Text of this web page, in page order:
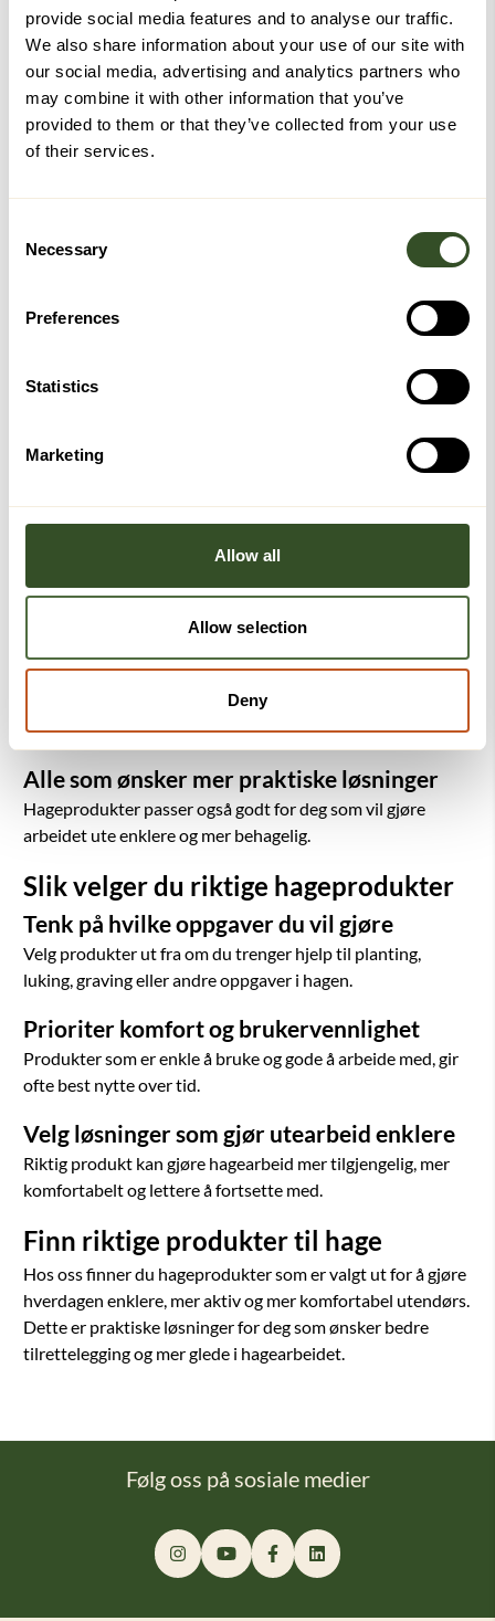
provide social media features and to analyse our traffic.
We also share information about your use of our site with
our social media, advertising and analytics partners who
may combine it with other information that you’ve
provided to them or that they’ve collected from your use
of their services.
Selection
Necessary
Preferences
Statistics
Marketing
Allow all
Allow selection
Deny
Mer glede og aktivitet utendørs
Når hagearbeid blir enklere, blir det også lettere å være
aktiv ute og holde på med oppgaver som gir trivsel og
mestring.
Derfor er hageprodukter nyttige
Praktiske løsninger gjør det lettere å holde på med
hagearbeid også når styrke eller bevegelighet er redusert.
Mer selvstendighet i hverdagen
mer selv og oppleve større mestring i daglige rutiner.
Eldre
Mange eldre har nytte av hageprodukter som gjør
uteaktiviteter enklere og mindre belastende.
Personer med nedsatt styrke eller
bevegelighet
For deg som ønsker bedre tilrettelegging i hagen, kan slike
produkter bidra til en mer komfortabel hverdag.
Alle som ønsker mer praktiske løsninger
Hageprodukter passer også godt for deg som vil gjøre
arbeidet ute enklere og mer behagelig.
Slik velger du riktige hageprodukter
Tenk på hvilke oppgaver du vil gjøre
Velg produkter ut fra om du trenger hjelp til planting,
luking, graving eller andre oppgaver i hagen.
Prioriter komfort og brukervennlighet
Produkter som er enkle å bruke og gode å arbeide med, gir
ofte best nytte over tid.
Velg løsninger som gjør utearbeid enklere
Riktig produkt kan gjøre hagearbeid mer tilgjengelig, mer
komfortabelt og lettere å fortsette med.
Finn riktige produkter til hage
Hos oss finner du hageprodukter som er valgt ut for å gjøre
hverdagen enklere, mer aktiv og mer komfortabel utendørs.
Dette er praktiske løsninger for deg som ønsker bedre
tilrettelegging og mer glede i hagearbeidet.
Følg oss på sosiale medier